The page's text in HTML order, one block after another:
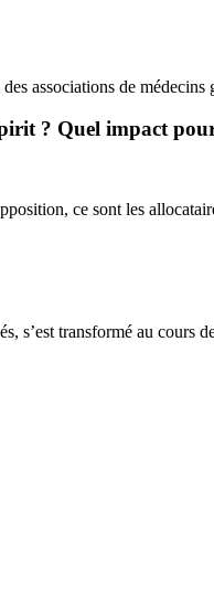
associations de
? Quel impact
ce sont les
s’est transformé au cours